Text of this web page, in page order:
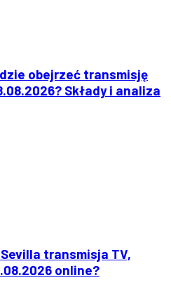
obejrzeć transmisję
Składy i analiza
transmisja TV,
online?